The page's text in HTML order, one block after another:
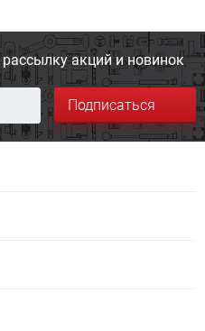
рассылку акций и новинок
Подписаться